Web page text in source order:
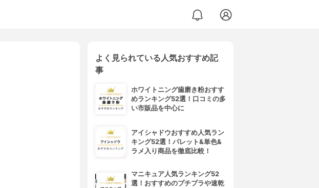
よく見られている人気おすすめ記
事
ホワイトニング歯磨き粉おすす
めランキング52選！口コミの多
い市販品を中心に
アイシャドウおすすめ人気ラン
キング52選！パレット&単色&
ラメ入り商品を徹底比較！
マニキュア人気ランキング52
選！おすすめのプチプラや速乾